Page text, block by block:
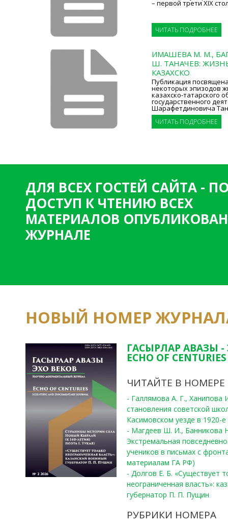
– первой трети XIX
ЧИТАТЬ ПОДРОБНЕЕ
ИМАШЕВА М. М.,
Ш. ТАНАЧЕВ:
КАЗАХСКО
Публикация
некоторых эпизодов
казахско-татарского
государственного
Шарафетдиновича
ЧИТАТЬ ПОДРОБНЕЕ
ДЛЯ ВСЕХ ГОСТЕЙ САЙТА -
ДОСТУП К ЧТЕНИЮ ВСЕХ
МАТЕРИАЛОВ
ЖУРНАЛЕ
НОВЫЙ НОМЕР
ГАСЫРЛАР АВАЗЫ -
ECHO OF
ЧИТАЙТЕ В НОМЕРЕ
- Галлямова А. Г.,
становления советской
Касимовском уезде в 1920-е
- Магдеев Ш. И., Банникова
Экстремальная
учеников в письмах с
материалам ГА РФ)
- Долгов Е. Б. «Существует
неограниченная власть»:
губернатор П. П. Пущин
РУБРИКИ НОМЕРА